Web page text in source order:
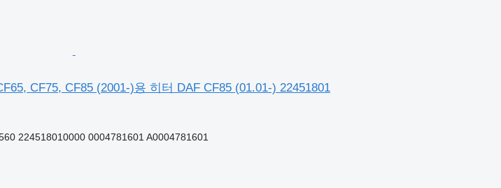
CF75, CF85 (2001-)용 히터 DAF CF85 (01.01-) 22451801
224518010000 0004781601 A0004781601